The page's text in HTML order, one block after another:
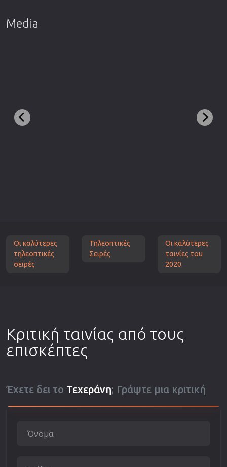
Media
Οι καλύτερες
τηλεοπτικές
σειρές
Τηλεοπτικές
Σειρές
Οι καλύτερες
ταινίες του
2020
Κριτική ταινίας από τους
επισκέπτες
Έχετε δει το Τεχεράνη; Γράψτε μια κριτική